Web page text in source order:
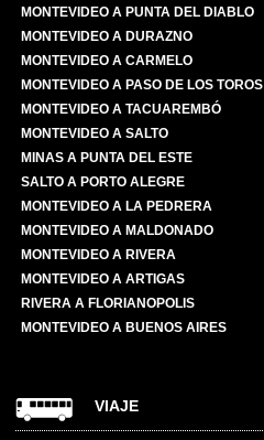
MONTEVIDEO A PUNTA DEL DIABLO
MONTEVIDEO A DURAZNO
MONTEVIDEO A CARMELO
MONTEVIDEO A PASO DE LOS TOROS
MONTEVIDEO A TACUAREMBÓ
MONTEVIDEO A SALTO
MINAS A PUNTA DEL ESTE
SALTO A PORTO ALEGRE
MONTEVIDEO A LA PEDRERA
MONTEVIDEO A MALDONADO
MONTEVIDEO A RIVERA
MONTEVIDEO A ARTIGAS
RIVERA A FLORIANOPOLIS
MONTEVIDEO A BUENOS AIRES
VIAJE